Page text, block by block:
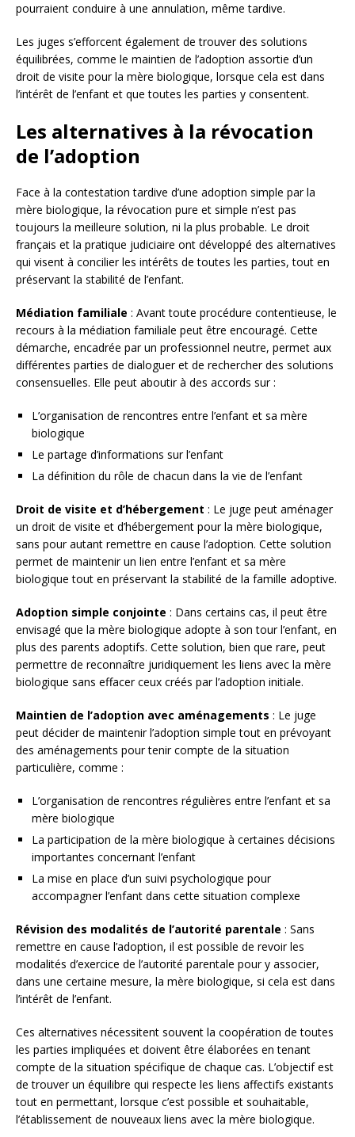
pourraient conduire à une annulation, même tardive.
Les juges s’efforcent également de trouver des solutions
équilibrées, comme le maintien de l’adoption assortie d’un
droit de visite pour la mère biologique, lorsque cela est dans
l’intérêt de l’enfant et que toutes les parties y consentent.
Les alternatives à la révocation
de l’adoption
Face à la contestation tardive d’une adoption simple par la
mère biologique, la révocation pure et simple n’est pas
toujours la meilleure solution, ni la plus probable. Le droit
français et la pratique judiciaire ont développé des alternatives
qui visent à concilier les intérêts de toutes les parties, tout en
préservant la stabilité de l’enfant.
Médiation familiale : Avant toute procédure contentieuse, le
recours à la médiation familiale peut être encouragé. Cette
démarche, encadrée par un professionnel neutre, permet aux
différentes parties de dialoguer et de rechercher des solutions
consensuelles. Elle peut aboutir à des accords sur :
L’organisation de rencontres entre l’enfant et sa mère
biologique
Le partage d’informations sur l’enfant
La définition du rôle de chacun dans la vie de l’enfant
Droit de visite et d’hébergement : Le juge peut aménager
un droit de visite et d’hébergement pour la mère biologique,
sans pour autant remettre en cause l’adoption. Cette solution
permet de maintenir un lien entre l’enfant et sa mère
biologique tout en préservant la stabilité de la famille adoptive.
Adoption simple conjointe : Dans certains cas, il peut être
envisagé que la mère biologique adopte à son tour l’enfant, en
plus des parents adoptifs. Cette solution, bien que rare, peut
permettre de reconnaître juridiquement les liens avec la mère
biologique sans effacer ceux créés par l’adoption initiale.
Maintien de l’adoption avec aménagements : Le juge
peut décider de maintenir l’adoption simple tout en prévoyant
des aménagements pour tenir compte de la situation
particulière, comme :
L’organisation de rencontres régulières entre l’enfant et sa
mère biologique
La participation de la mère biologique à certaines décisions
importantes concernant l’enfant
La mise en place d’un suivi psychologique pour
accompagner l’enfant dans cette situation complexe
Révision des modalités de l’autorité parentale : Sans
remettre en cause l’adoption, il est possible de revoir les
modalités d’exercice de l’autorité parentale pour y associer,
dans une certaine mesure, la mère biologique, si cela est dans
l’intérêt de l’enfant.
Ces alternatives nécessitent souvent la coopération de toutes
les parties impliquées et doivent être élaborées en tenant
compte de la situation spécifique de chaque cas. L’objectif est
de trouver un équilibre qui respecte les liens affectifs existants
tout en permettant, lorsque c’est possible et souhaitable,
l’établissement de nouveaux liens avec la mère biologique.